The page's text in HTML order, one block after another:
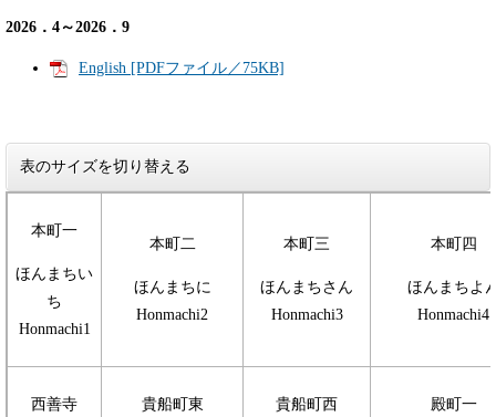
2026．4～2026．9
English [PDFファイル／75KB]
表のサイズを切り替える
本町一
ほんまちい
ち
Honmachi1
本町二
ほんまちに
Honmachi2
本町三
ほんまちさん
Honmachi3
本町四
ほんまちよ
Honmachi4
西善寺 貴船町東 貴船町西 殿町一